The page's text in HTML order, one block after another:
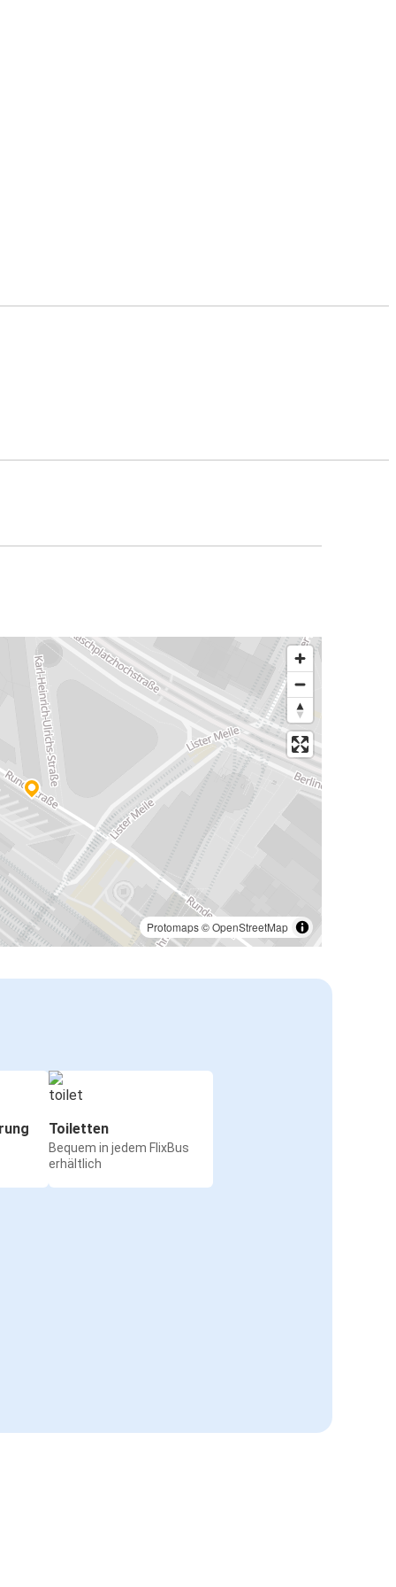
Protomaps©OpenStreetMap
Toiletten
Bequem in jedem FlixBus
erhältlich